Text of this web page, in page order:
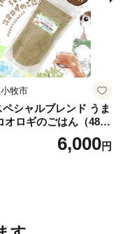
牧市
シャルブレンド うま
オロギのごはん（480
6,000円